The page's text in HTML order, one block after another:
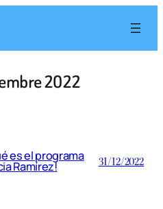
2022
es el programa
Ramírez! 31/12/2022